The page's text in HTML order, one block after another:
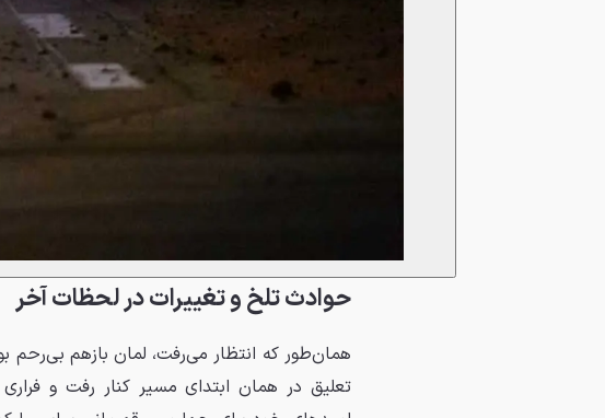
حوادث تلخ و تغییرات در لحظات آخر
همان‌طور که انتظار می‌رفت، لمان بازهم